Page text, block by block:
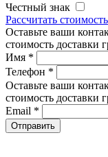
Честный знак
Рассчитать стоимость
Оставьте ваши
стоимость доставки
Имя *
Телефон *
Оставьте ваши
стоимость доставки
Email *